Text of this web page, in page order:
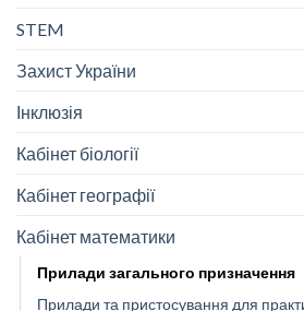
STEM
Захист України
Інклюзія
Кабінет біології
Кабінет географії
Кабінет математики
Прилади загального призначення
Прилади та пристосування для